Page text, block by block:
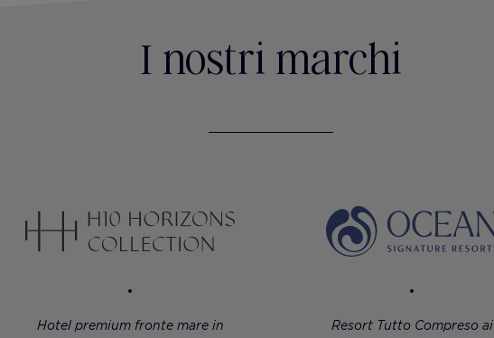
I nostri marchi
Hotel premium fronte mare in
Resort Tutto Compreso ai